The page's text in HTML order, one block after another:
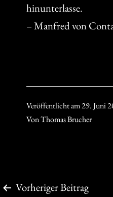
hinunterlasse.
– Manfred von
Veröffentlicht am29. Juni
VonThomas Brucher
Beitragsnavigation
Vorheriger Beitrag